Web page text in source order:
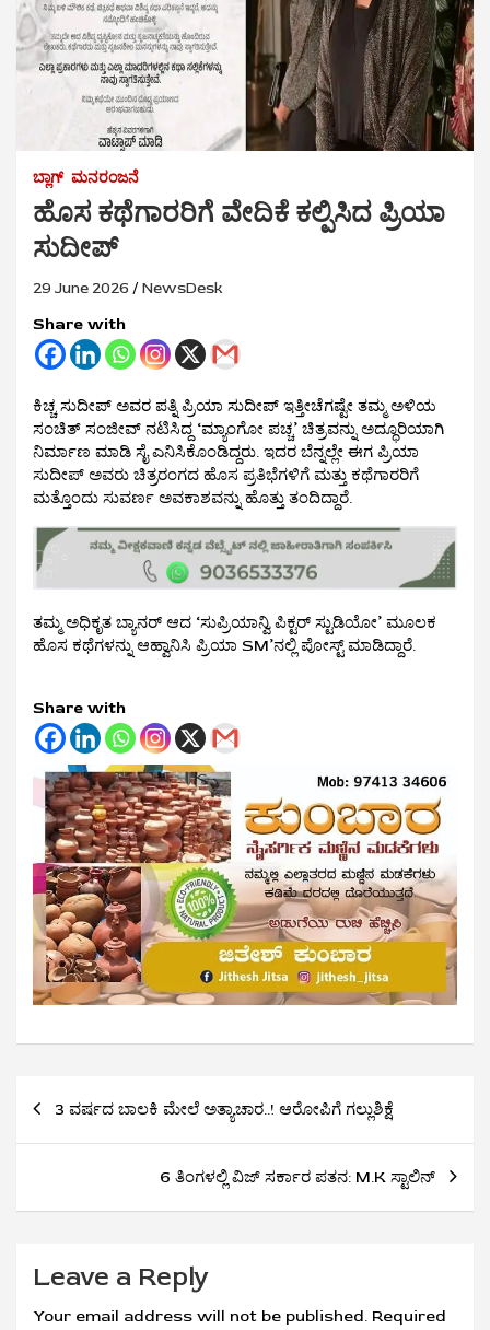
ಬ್ಲಾಗ್ ಮನರಂಜನೆ
ಹೊಸ ಕಥೆಗಾರರಿಗೆ ವೇದಿಕೆ ಕಲ್ಪಿಸಿದ ಪ್ರಿಯಾ
ಸುದೀಪ್
29 June 2026 NewsDesk
Share with
ಕಿಚ್ಚ ಸುದೀಪ್ ಅವರ ಪತ್ನಿ ಪ್ರಿಯಾ ಸುದೀಪ್ ಇತ್ತೀಚೆಗಷ್ಟೇ ತಮ್ಮ ಅಳಿಯ
ಸಂಚಿತ್ ಸಂಜೀವ್ ನಟಿಸಿದ್ದ ‘ಮ್ಯಾಂಗೋ ಪಚ್ಚ’ ಚಿತ್ರವನ್ನು ಅದ್ಧೂರಿಯಾಗಿ
ನಿರ್ಮಾಣ ಮಾಡಿ ಸೈ ಎನಿಸಿಕೊಂಡಿದ್ದರು. ಇದರ ಬೆನ್ನಲ್ಲೇ ಈಗ ಪ್ರಿಯಾ
ಸುದೀಪ್ ಅವರು ಚಿತ್ರರಂಗದ ಹೊಸ ಪ್ರತಿಭೆಗಳಿಗೆ ಮತ್ತು ಕಥೆಗಾರರಿಗೆ
ಮತ್ತೊಂದು ಸುವರ್ಣ ಅವಕಾಶವನ್ನು ಹೊತ್ತು ತಂದಿದ್ದಾರೆ.
ತಮ್ಮ ಅಧಿಕೃತ ಬ್ಯಾನರ್ ಆದ ‘ಸುಪ್ರಿಯಾನ್ವಿ ಪಿಕ್ಟರ್ ಸ್ಟುಡಿಯೋ’ ಮೂಲಕ
ಹೊಸ ಕಥೆಗಳನ್ನು ಆಹ್ವಾನಿಸಿ ಪ್ರಿಯಾ SM’ನಲ್ಲಿ ಪೋಸ್ಟ್ ಮಾಡಿದ್ದಾರೆ.
Share with
navigation
3 ವರ್ಷದ ಬಾಲಕಿ ಮೇಲೆ ಅತ್ಯಾಚಾರ..! ಆರೋಪಿಗೆ ಗಲ್ಲುಶಿಕ್ಷೆ
6 ತಿಂಗಳಲ್ಲಿ ವಿಜ್ ಸರ್ಕಾರ ಪತನ: M.K ಸ್ಟಾಲಿನ್‌
Leave a Reply
Your email address will not be published. Required